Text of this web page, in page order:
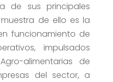
de sus principales
de ello es la
funcionamiento de
impulsados
alimentarias de
del sector, a